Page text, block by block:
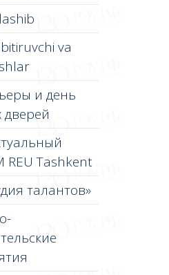
va
и день
дверей
REU Tashkent
талантов»